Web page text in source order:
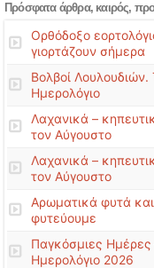
Πρόσφατα άρθρα, καιρός,
Ορθόδοξο
γιορτάζουν σήμερα
Βολβοί Λουλουδιών.
Ημερολόγιο
Λαχανικά –
τον Αύγουστο
Λαχανικά –
τον Αύγουστο
Αρωματικά φυτά
φυτεύουμε
Παγκόσμιες Ημέρες
Ημερολόγιο 2026